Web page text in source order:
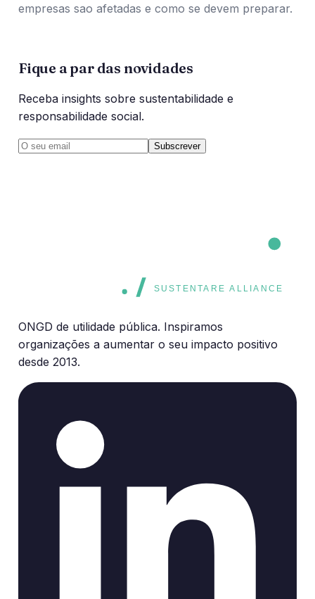
empresas sao afetadas e como se devem preparar.
Fique a par das novidades
Receba insights sobre sustentabilidade e
responsabilidade social.
Subscrever
SUSTENTARE ALLIANCE
ONGD de utilidade pública. Inspiramos
organizações a aumentar o seu impacto positivo
desde 2013.